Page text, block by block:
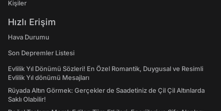
Kişiler
Hızlı Erişim
Hava Durumu
Son Depremler Listesi
Evlilik Yıl Dönümü Sözleri! En Özel Romantik, Duygusal ve Resimli
Evlilik Yıl dönümü Mesajları
Rüyada Altın Görmek: Gerçekler de Saadetiniz de Çil Çil Altınlarda
Saklı Olabilir!